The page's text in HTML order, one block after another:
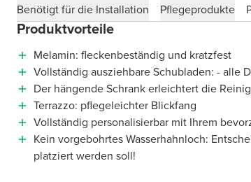
Benötigt für die Installation
Pflegeprodukte
Produktvorteile
Melamin: fleckenbeständig und kratzfest
Vollständig ausziehbare Schubladen: - alle
Der hängende Schrank erleichtert die
Terrazzo: pflegeleichter Blickfang
Vollständig personalisierbar mit Ihrem
Kein vorgebohrtes Wasserhahnloch:
platziert werden soll!